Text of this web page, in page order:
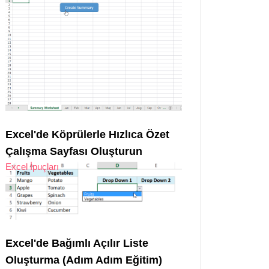
Excel'de Köprülerle Hızlıca Özet
Çalışma Sayfası Oluşturun
Excel İpuçları
Excel'de Bağımlı Açılır Liste
Oluşturma (Adım Adım Eğitim)